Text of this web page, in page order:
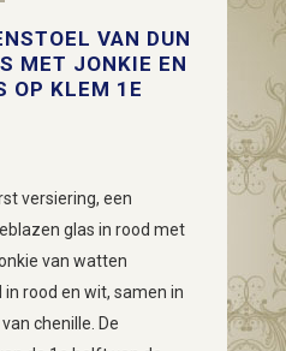
VAN DUN
MET JONKIE EN
OP KLEM 1E
versiering, een
glas in rood met
van watten
rood en wit, samen in
chenille. De